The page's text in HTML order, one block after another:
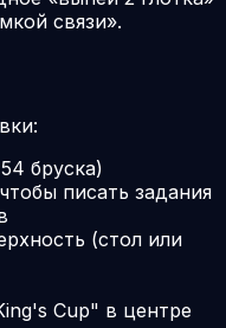
связи».
бруска)
писать задания
(стол или
Cup" в центре